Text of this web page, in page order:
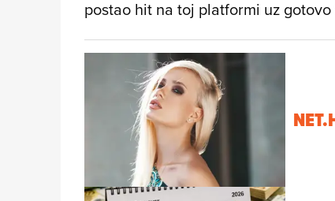
postao hit na toj platformi uz